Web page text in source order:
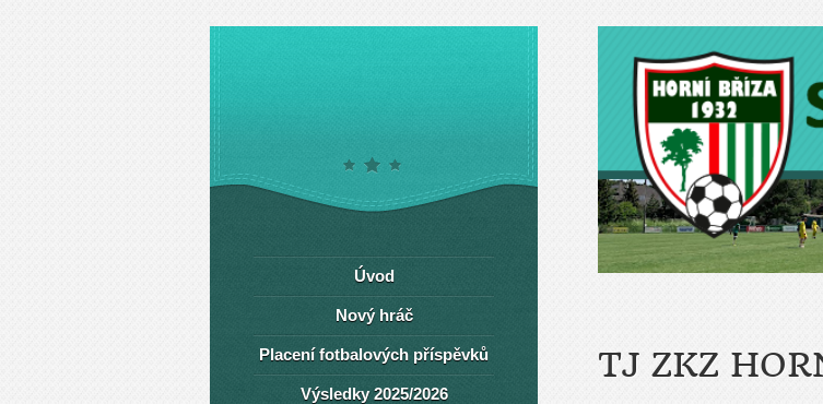
TJ ZKZ
Úvod
Nový hráč
Placení fotbalových příspěvků
Výsledky 2025/2026